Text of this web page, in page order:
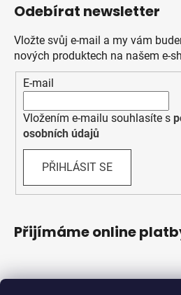
Odebírat newsletter
Vložte svůj e-mail a my vám
nových produktech na našem e-
E-mail
Vložením e-mailu souhlasíte s
osobních údajů
PŘIHLÁSIT SE
Přijímáme online